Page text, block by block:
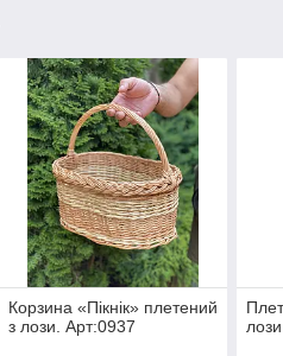
Корзина «Пікнік» плетений
з лози. Арт:0937